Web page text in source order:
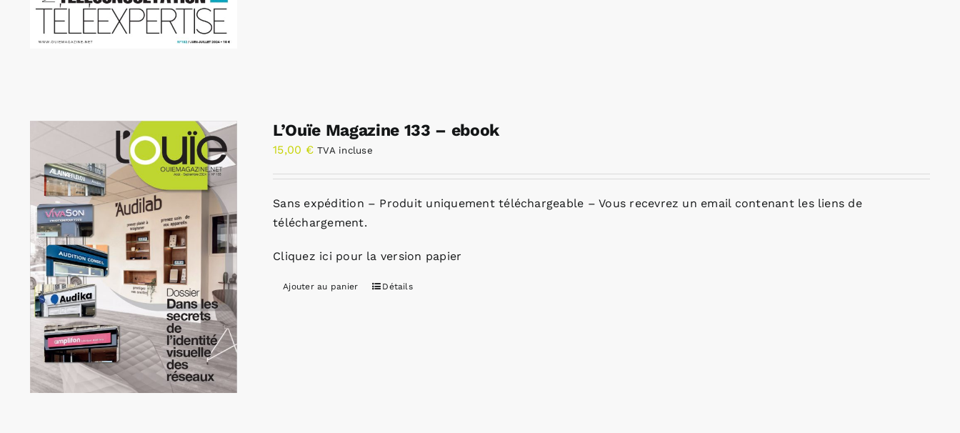
L’Ouïe Magazine 133 – ebook
15,00 € TVA incluse
Sans expédition – Produit uniquement téléchargeable – Vous recevrez un email contenant les liens de
téléchargement.
Cliquez ici pour la version papier
Ajouter au panier Détails